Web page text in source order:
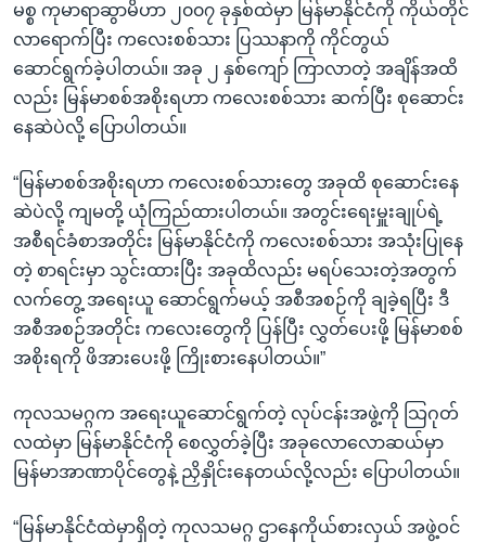
မစ္စ ကုမာရာဆွာမိဟာ ၂၀၀၇ ခုနှစ်ထဲမှာ မြန်မာနိုင်ငံကို ကိုယ်တိုင်
လာရောက်ပြီး ကလေးစစ်သား ပြဿနာကို ကိုင်တွယ်
ဆောင်ရွက်ခဲ့ပါတယ်။ အခု ၂ နှစ်ကျော် ကြာလာတဲ့ အချိန်အထိ
လည်း မြန်မာစစ်အစိုးရဟာ ကလေးစစ်သား ဆက်ပြီး စုဆောင်း
နေဆဲပဲလို့ ပြောပါတယ်။
“မြန်မာစစ်အစိုးရဟာ ကလေးစစ်သားတွေ အခုထိ စုဆောင်းနေ
ဆဲပဲလို့ ကျမတို့ ယုံကြည်ထားပါတယ်။ အတွင်းရေးမှူးချုပ်ရဲ့
အစီရင်ခံစာအတိုင်း မြန်မာနိုင်ငံကို ကလေးစစ်သား အသုံးပြုနေ
တဲ့ စာရင်းမှာ သွင်းထားပြီး အခုထိလည်း မရပ်သေးတဲ့အတွက်
လက်တွေ့ အရေးယူ ဆောင်ရွက်မယ့် အစီအစဉ်ကို ချခဲ့ရပြီး ဒီ
အစီအစဉ်အတိုင်း ကလေးတွေကို ပြန်ပြီး လွှတ်ပေးဖို့ မြန်မာစစ်
အစိုးရကို ဖိအားပေးဖို့ ကြိုးစားနေပါတယ်။”
ကုလသမဂ္ဂက အရေးယူဆောင်ရွက်တဲ့ လုပ်ငန်းအဖွဲ့ကို သြဂုတ်
လထဲမှာ မြန်မာနိုင်ငံကို စေလွှတ်ခဲ့ပြီး အခုလောလောဆယ်မှာ
မြန်မာအာဏာပိုင်တွေနဲ့ ညှိနှိုင်းနေတယ်လို့လည်း ပြောပါတယ်။
“မြန်မာနိုင်ငံထဲမှာရှိတဲ့ ကုလသမဂ္ဂ ဌာနေကိုယ်စားလှယ် အဖွဲ့ဝင်